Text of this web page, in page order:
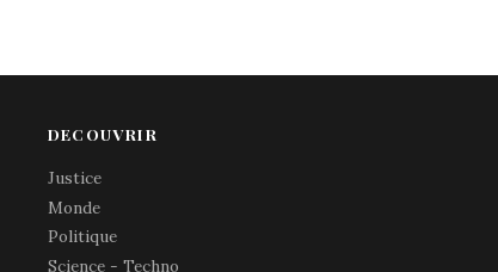
DECOUVRIR
Justice
Monde
Politique
Science - Techno